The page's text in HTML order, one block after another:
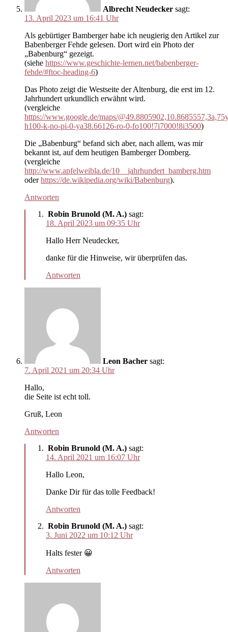
Albrecht Neudecker sagt:
13. April 2023 um 16:41 Uhr
Als gebürtiger Bamberger habe ich neugierig den Artikel zur
Babenberger Fehde gelesen. Dort wird ein Photo der
„Babenburg“ gezeigt.
(siehe https://www.geschichte-lernen.net/babenberger-
fehde/#ftoc-heading-6)
Das Photo zeigt die Westseite der Altenburg, die erst im 12.
Jahrhundert urkundlich erwähnt wird.
(vergleiche
https://www.google.de/maps/
h100-k-no-pi-0-ya38.66126-ro-0-fo100!7i7000!8i3500)
Die „Babenburg“ befand sich aber, nach allem, was mir
bekannt ist, auf dem heutigen Bamberger Domberg.
(vergleiche
http://www.apfelweibla.de/10__jahrhundert_bamberg.htm
oderhttps://de.wikipedia.org/wiki/Babenburg).
Antworten
Robin Brunold (M. A.) sagt:
18. April 2023 um 09:35 Uhr
Hallo Herr Neudecker,
danke für die Hinweise, wir überprüfen das.
Antworten
Leon Bacher sagt:
7. April 2021 um 20:34 Uhr
Hallo,
die Seite ist echt toll.
Gruß, Leon
Antworten
Robin Brunold (M. A.) sagt:
14. April 2021 um 16:07 Uhr
Hallo Leon,
Danke Dir für das tolle Feedback!
Antworten
Robin Brunold (M. A.) sagt:
3. Juni 2022 um 10:12 Uhr
Halts fester 😀
Antworten